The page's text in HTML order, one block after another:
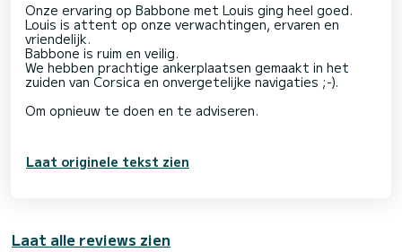
Onze ervaring op Babbone met Louis ging heel goed.
Louis is attent op onze verwachtingen, ervaren en
vriendelijk.
Babbone is ruim en veilig.
We hebben prachtige ankerplaatsen gemaakt in het
zuiden van Corsica en onvergetelijke navigaties ;-).
Om opnieuw te doen en te adviseren.
Laat originele tekst zien
Laat alle reviews zien